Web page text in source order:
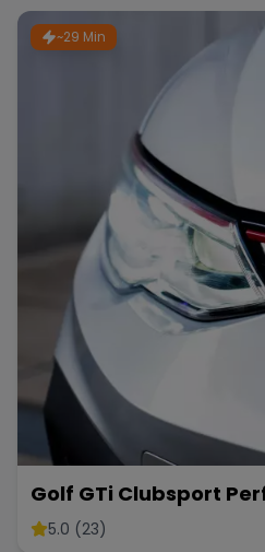
~29 Min
Golf GTi Clubsport
Paket
5.0 (23)